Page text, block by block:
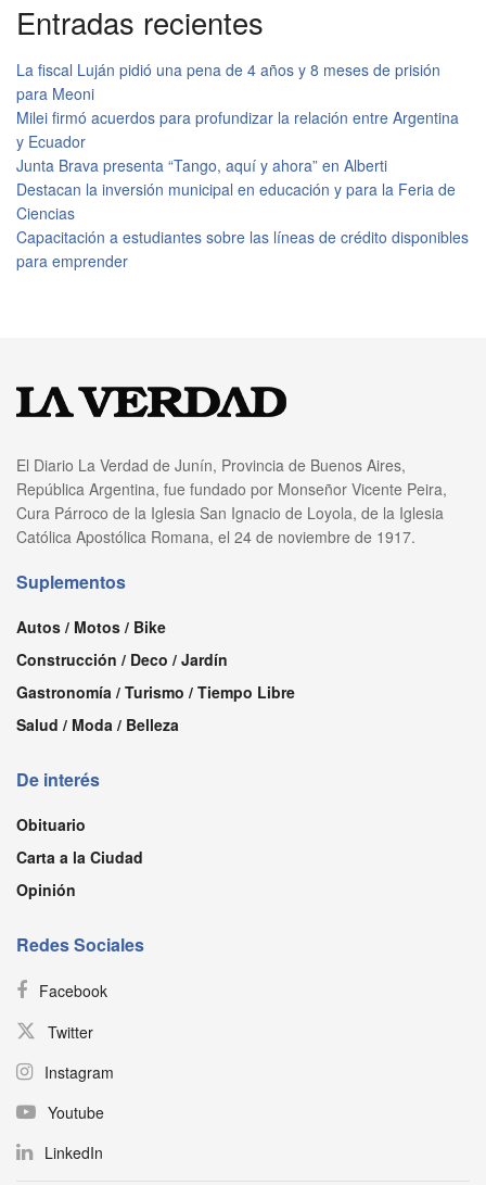
Entradas recientes
La fiscal Luján pidió una pena de 4 años y 8 meses de prisión
para Meoni
Milei firmó acuerdos para profundizar la relación entre Argentina
y Ecuador
Junta Brava presenta “Tango, aquí y ahora” en Alberti
Destacan la inversión municipal en educación y para la Feria de
Ciencias
Capacitación a estudiantes sobre las líneas de crédito disponibles
para emprender
El Diario La Verdad de Junín, Provincia de Buenos Aires,
República Argentina, fue fundado por Monseñor Vicente Peira,
Cura Párroco de la Iglesia San Ignacio de Loyola, de la Iglesia
Católica Apostólica Romana, el 24 de noviembre de 1917.
Suplementos
Autos / Motos / Bike
Construcción / Deco / Jardín
Gastronomía / Turismo / Tiempo Libre
Salud / Moda / Belleza
De interés
Obituario
Carta a la Ciudad
Opinión
Redes Sociales
Facebook
Twitter
Instagram
Youtube
LinkedIn